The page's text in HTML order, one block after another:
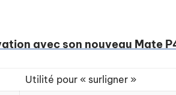
avec son nouveau Mate
Utilité pour « surligner »